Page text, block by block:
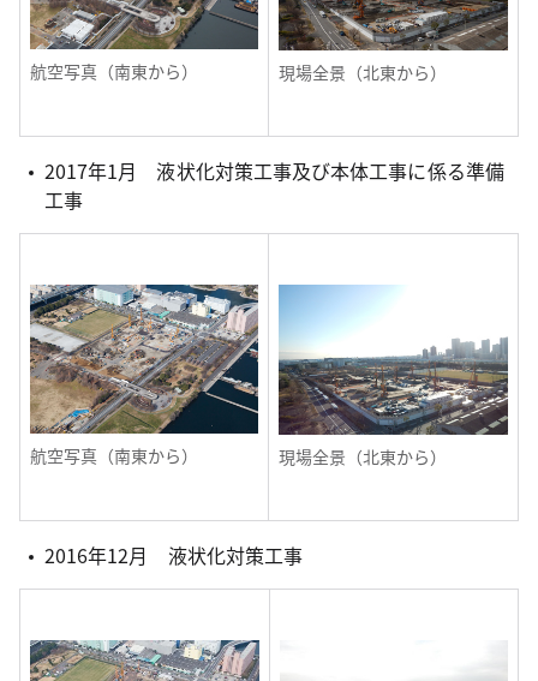
航空写真（南東から） 現場全景（北東から）
2017年1月 液状化対策工事及び本体工事に係る準備
工事
航空写真（南東から） 現場全景（北東から）
2016年12月 液状化対策工事